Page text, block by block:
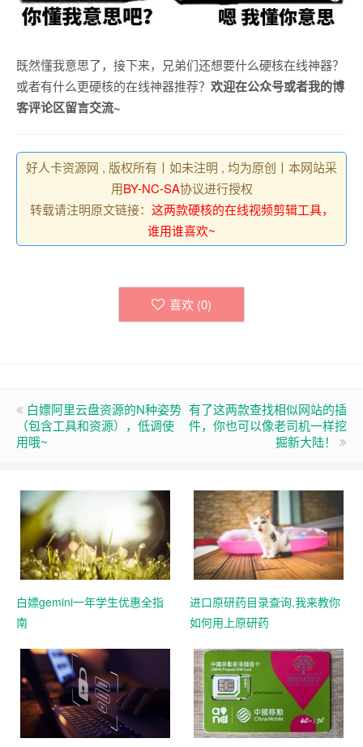
既然懂我意思了，接下来，兄弟们还想要什么硬核在线神器？
或者有什么更硬核的在线神器推荐？ 欢迎在公众号或者我的博
客评论区留言交流~
好人卡资源网 , 版权所有丨如未注明 , 均为原创丨本网站采
用BY-NC-SA协议进行授权
转载请注明原文链接： 这两款硬核的在线视频剪辑工具，
谁用谁喜欢~
喜欢 (0)
白嫖阿里云盘资源的N种姿势
（包含工具和资源），低调使
用哦~
有了这两款查找相似网站的插
件，你也可以像老司机一样挖
掘新大陆！
白嫖gemini一年学生优惠全指
南
进口原研药目录查询,我来教你
如何用上原研药